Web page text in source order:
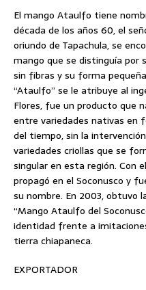
El mango Ataulfo tiene
década de los años 60, el
oriundo de Tapachula, se
mango que se distinguía por
sin fibras y su forma
“Ataulfo” se le atribuye al
Flores, fue un producto que
entre variedades nativas
del tiempo, sin la
variedades criollas que se
singular en esta región. Con
propagó en el Soconusco y
su nombre. En 2003, obtuvo
“Mango Ataulfo del
identidad frente a
tierra chiapaneca.
EXPORTADOR